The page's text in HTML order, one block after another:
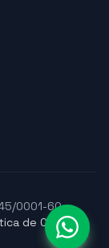
0001-60
de Cookies